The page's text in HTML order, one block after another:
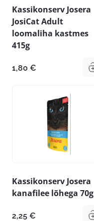
Kassikonserv Josera
JosiCat Adult
loomaliha kastmes
415g
1,80 €
Kassikonserv Josera
kanafilee lõhega 70g
2,25 €